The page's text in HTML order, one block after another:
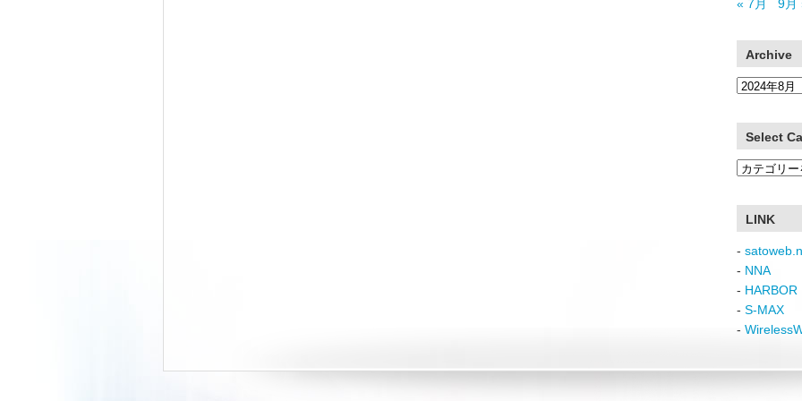
« 7月 9月
Archive
Archive
Select
Select
LINK
-
- NNA
- HARBOR
- S-MAX
-